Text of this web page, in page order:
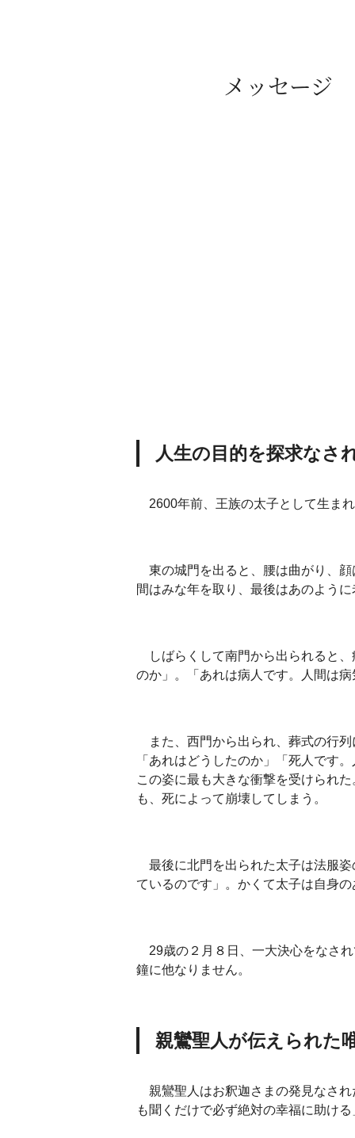
メッセージ
人生の目的を探求なさ
2600年前、王族の太子として生ま
東の城門を出ると、腰は曲がり、顔
間はみな年を取り、最後はあのよう
しばらくして南門から出られると、
のか」。「あれは病人です。人間は
また、西門から出られ、葬式の行列
「あれはどうしたのか」「死人です
この姿に最も大きな衝撃を受けられ
も、死によって崩壊してしまう。
最後に北門を出られた太子は法服姿
ているのです」。かくて太子は自身
29歳の２月８日、一大決心をなさ
鐘に他なりません。
親鸞聖人が伝えられた
親鸞聖人はお釈迦さまの発見なされ
も聞くだけで必ず絶対の幸福に助け